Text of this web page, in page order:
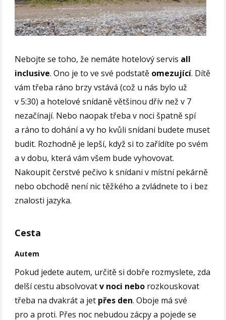
Nebojte se toho, že nemáte hotelový servis all
inclusive. Ono je to ve své podstatě omezující. Dítě
vám třeba ráno brzy vstává (což u nás bylo už
v 5:30) a hotelové snídaně většinou dřív než v 7
nezačínají. Nebo naopak třeba v noci špatně spí
a ráno to dohání a vy ho kvůli snídani budete muset
budit. Rozhodně je lepší, když si to zařídíte po svém
a v dobu, která vám všem bude vyhovovat.
Nakoupit čerstvé pečivo k snídani v místní pekárně
nebo obchodě není nic těžkého a zvládnete to i bez
znalosti jazyka.
Cesta
Autem
Pokud jedete autem, určitě si dobře rozmyslete, zda
delší cestu absolvovatv noci nebo rozkouskovat
třeba na dvakrát a jet přes den. Oboje má své
pro a proti. Přes noc nebudou zácpy a pojede se